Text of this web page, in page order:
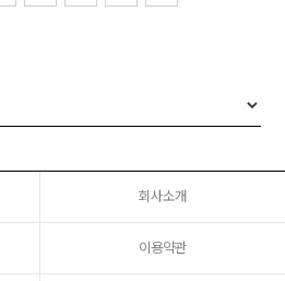
회사소개
이용약관